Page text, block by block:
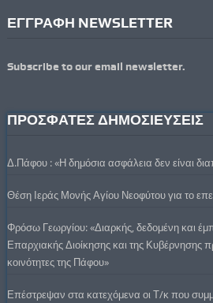
ΕΓΓΡΑΦΗ NEWSLETTER
Subscribe to our email newsletter.
ΠΡΟΣΦΑΤΕΣ ΔΗΜΟΣΙΕΥΣΕΙΣ
Δ.Πάφου : «Η δημόσια ασφάλεια δεν είναι
Θέση Ιεράς Μονής Αγίου Νεοφύτου για το
Φρόσω Γεωργίου: «Διαρκής, δεδομένη και
Επαρχιακής Διοίκησης και της Κυβέρνησης
κοινότητες της Πάφου»
Επέστρεψαν στα κατεχόμενα οι Τ/κ που